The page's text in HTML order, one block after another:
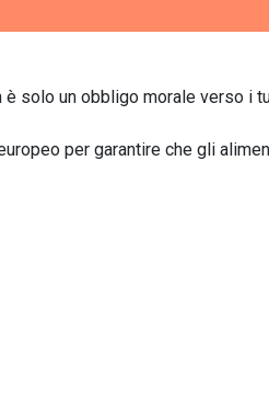
solo un obbligo morale verso i
per garantire che gli